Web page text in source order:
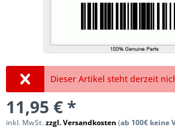
Dieser Artikel steht derzeit
11,95 € *
inkl. MwSt.zzgl. Versandkosten (ab 100€ keine